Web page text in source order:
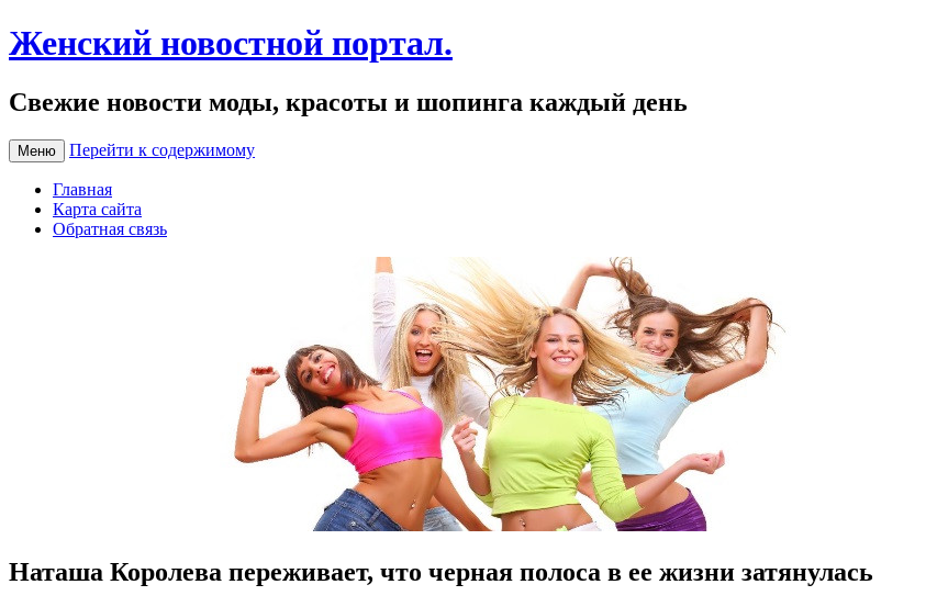
Женский новостной портал.
Свежие новости моды, красоты и шопинга каждый день
Меню Перейти к содержимому
Главная
Карта сайта
Обратная связь
Наташа Королева переживает, что черная полоса в ее жизни затянулась